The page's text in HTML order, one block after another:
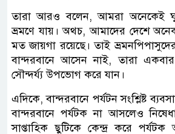
তারা আরও বলেন, আমরা অনেকেই
ভ্রমণে যায়। অথচ, আমাদের দেশে
মত জায়গা রয়েছে। তাই
বান্দরবানে আসেন নাই, তারা
সৌন্দর্য্য উপভোগ করে যান।
এদিকে, বান্দরবানে পর্যটন সংশ্লিষ্ট
বান্দরবানে পর্যটক না আসলেও
সাপ্তাহিক ছুটিকে কেন্দ্র করে